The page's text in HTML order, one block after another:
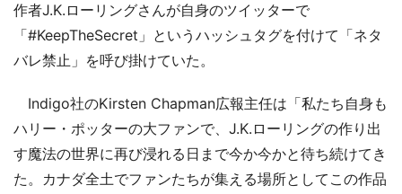
作者J.K.ローリングさんが自身のツイッターで
「#KeepTheSecret」というハッシュタグを付けて「ネタ
バレ禁止」を呼び掛けていた。
Indigo社のKirsten Chapman広報主任は「私たち自身も
ハリー・ポッターの大ファンで、J.K.ローリングの作り出
す魔法の世界に再び浸れる日まで今か今かと待ち続けてき
た。カナダ全土でファンたちが集える場所としてこの作品